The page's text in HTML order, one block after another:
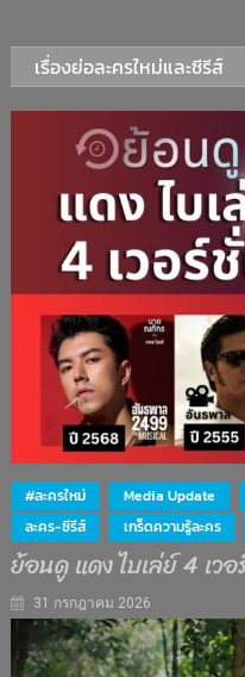
เรื่องย่อละครใหม่และซีรีส์
#ละครใหม่ Media Update
ละคร-ซีรีส์
เกร็ดความรู้ละคร
ย้อนดู แดง ไบเล่ย์ 4 เว
31 กรกฎาคม 2026